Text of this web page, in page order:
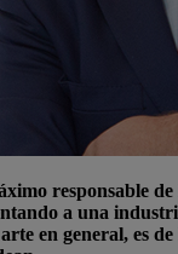
responsable
a una
en general, es